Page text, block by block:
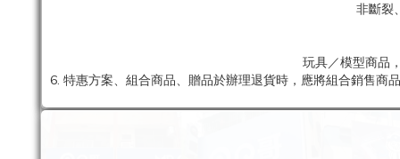
非斷裂
玩具／模型商品
6. 特惠方案、組合商品、贈品於辦理退貨時，應將組合銷售商